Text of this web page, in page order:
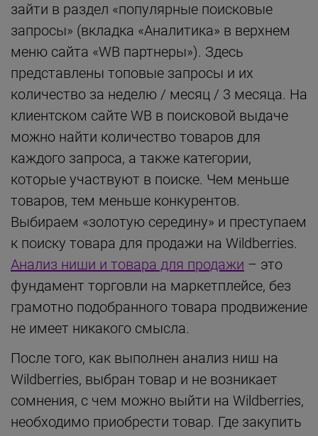
зайти в раздел «популярные поисковые
запросы» (вкладка «Аналитика» в верхнем
меню сайта «WB партнеры»). Здесь
представлены топовые запросы и их
количество за неделю / месяц / 3 месяца. На
клиентском сайте WB в поисковой выдаче
можно найти количество товаров для
каждого запроса, а также категории,
которые участвуют в поиске. Чем меньше
товаров, тем меньше конкурентов.
Выбираем «золотую середину» и преступаем
к поиску товара для продажи на Wildberries.
Анализ ниши и товара для продажи – это
фундамент торговли на маркетплейсе, без
грамотно подобранного товара продвижение
не имеет никакого смысла.
После того, как выполнен анализ ниш на
Wildberries, выбран товар и не возникает
сомнения, с чем можно выйти на Wildberries,
необходимо приобрести товар. Где закупить